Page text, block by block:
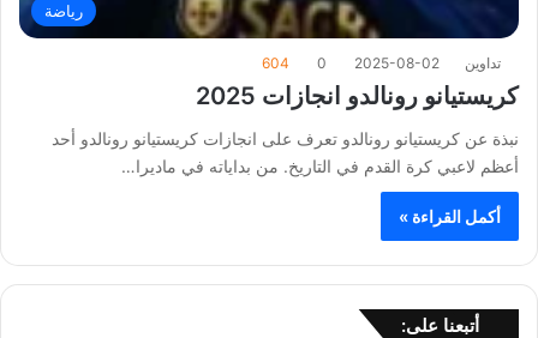
رياضة
تداوين 2025-08-02
0
604
كريستيانو رونالدو انجازات 2025
نبذة عن كريستيانو رونالدو تعرف على انجازات كريستيانو رونالدو أحد
أعظم لاعبي كرة القدم في التاريخ. من بداياته في ماديرا…
أكمل القراءة »
أتبعنا على: